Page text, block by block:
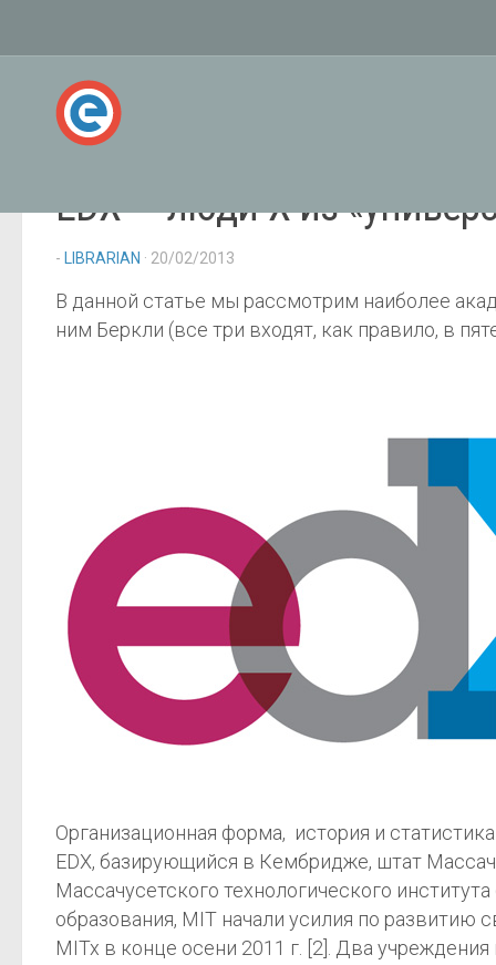
EDX — люди-Х из
- LIBRARIAN · 20/02/2013
В данной статье мы рассмотрим наиболее
ним Беркли (все три входят, как правило, в
Организационная форма, история и статистика
EDX, базирующийся в Кембридже, штат
Массачусетского технологического
образования, MIT начали усилия по
MITx в конце осени 2011 г. [2]. Два